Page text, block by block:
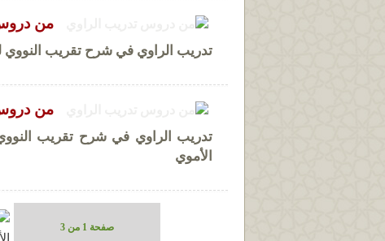
من
تدريب الراوي في شرح تقريب
من
تدريب الراوي في شرح تقريب
الأموي
صفحة 1 من 3